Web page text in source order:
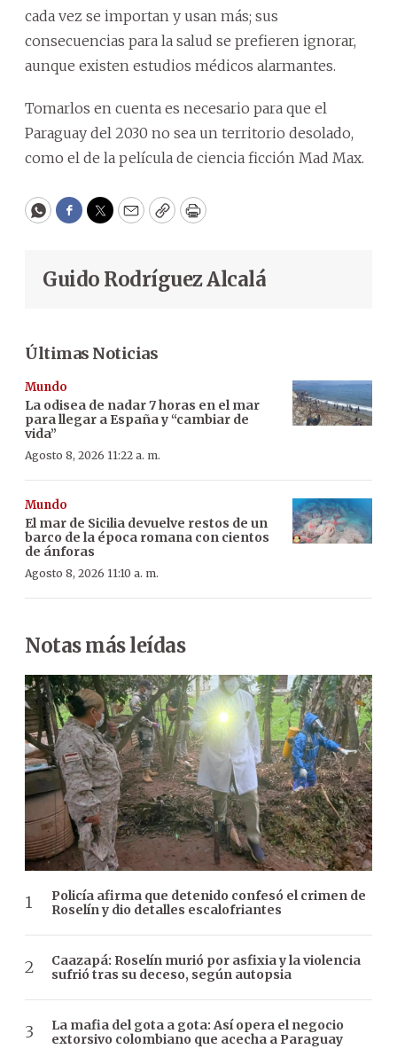
cada vez se importan y usan más; sus
consecuencias para la salud se prefieren ignorar,
aunque existen estudios médicos alarmantes.
Tomarlos en cuenta es necesario para que el
Paraguay del 2030 no sea un territorio desolado,
como el de la película de ciencia ficción Mad Max.
WhatsApp
Facebook
Twitter
EmailCopyPrint
Guido Rodríguez Alcalá
Últimas Noticias
Mundo
La odisea de nadar 7 horas en el mar
para llegar a España y “cambiar de
vida”
Agosto 8, 2026 11:22 a. m.
Mundo
El mar de Sicilia devuelve restos de un
barco de la época romana con cientos
de ánforas
Agosto 8, 2026 11:10 a. m.
Notas más leídas
Policía afirma que detenido confesó el crimen de
Roselín y dio detalles escalofriantes
Caazapá: Roselín murió por asfixia y la violencia
sufrió tras su deceso, según autopsia
La mafia del gota a gota: Así opera el negocio
extorsivo colombiano que acecha a Paraguay